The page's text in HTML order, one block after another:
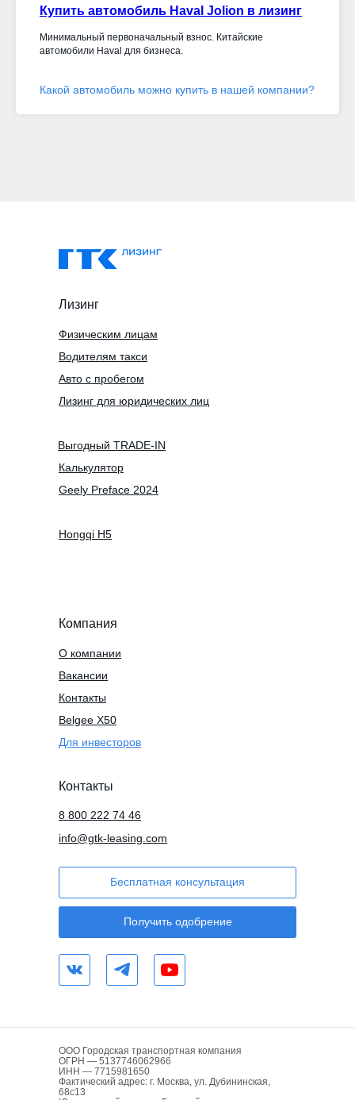
Купить автомобиль Haval Jolion в лизинг
Минимальный первоначальный взнос. Китайские
автомобили Haval для бизнеса.
Какой автомобиль можно купить в нашей компании?
Компания
О компании
Вакансии
Контакты
Для инвесторов
Контакты
info@gtk-leasing.com
Бесплатная консультация
Лизинг
Водителям такси
Физическим лицам
Получить одобрение
Авто с пробегом
Belgee X50
Лизинг для юридических лиц
Калькулятор
Hongqi H5
8 800 222 74 46
Выгодный TRADE-IN
Geely Preface 2024
ООО Городская транспортная компания
ОГРН — 5137746062966
ИНН — 7715981650
Фактический адрес: г. Москва, ул. Дубининская,
68с13